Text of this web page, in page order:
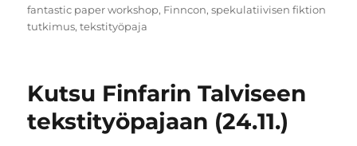
on
fantastic paper workshop, Finncon,spekulatiivisen fiktion
tutkimus,tekstityöpaja
Kutsu Finfarin Talviseen
tekstityöpajaan (24.11.)